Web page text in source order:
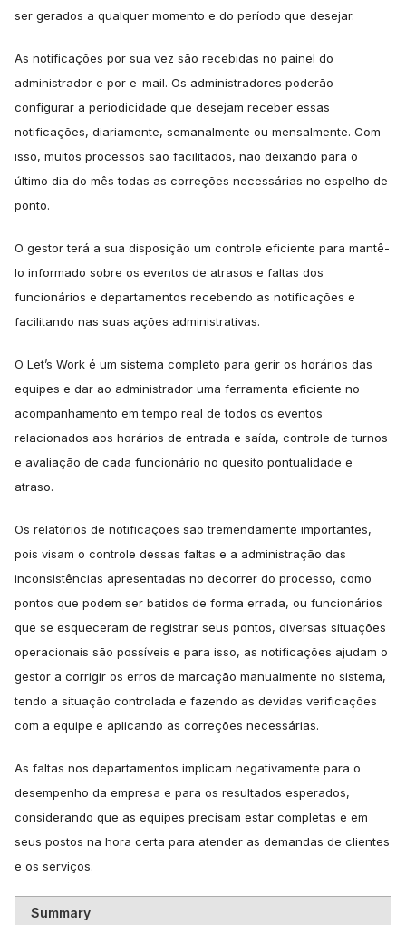
ser gerados a qualquer momento e do período que desejar.
As notificações por sua vez são recebidas no painel do
administrador e por e-mail. Os administradores poderão
configurar a periodicidade que desejam receber essas
notificações, diariamente, semanalmente ou mensalmente. Com
isso, muitos processos são facilitados, não deixando para o
último dia do mês todas as correções necessárias no espelho de
ponto.
O gestor terá a sua disposição um controle eficiente para mantê-
lo informado sobre os eventos de atrasos e faltas dos
funcionários e departamentos recebendo as notificações e
facilitando nas suas ações administrativas.
O Let’s Work é um sistema completo para gerir os horários das
equipes e dar ao administrador uma ferramenta eficiente no
acompanhamento em tempo real de todos os eventos
relacionados aos horários de entrada e saída, controle de turnos
e avaliação de cada funcionário no quesito pontualidade e
atraso.
Os relatórios de notificações são tremendamente importantes,
pois visam o controle dessas faltas e a administração das
inconsistências apresentadas no decorrer do processo, como
pontos que podem ser batidos de forma errada, ou funcionários
que se esqueceram de registrar seus pontos, diversas situações
operacionais são possíveis e para isso, as notificações ajudam o
gestor a corrigir os erros de marcação manualmente no sistema,
tendo a situação controlada e fazendo as devidas verificações
com a equipe e aplicando as correções necessárias.
As faltas nos departamentos implicam negativamente para o
desempenho da empresa e para os resultados esperados,
considerando que as equipes precisam estar completas e em
seus postos na hora certa para atender as demandas de clientes
e os serviços.
Summary